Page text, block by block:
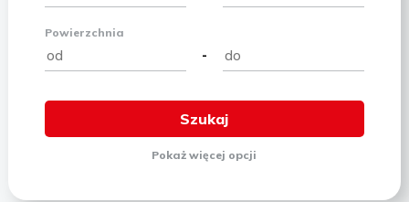
Powierzchnia
-
Pokażwięcej opcji